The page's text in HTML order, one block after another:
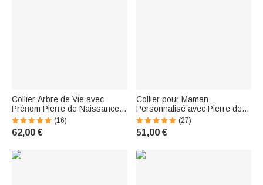
Collier Arbre de Vie avec
Prénom Pierre de Naissance
Personnalisés Cadeau
d'Anniversaire de Fête des
Mères pour Maman Famille
(16)
62,00 €
Collier pour Maman
Personnalisé avec Pierre de
Naissance et 1-6 Prénoms
des Enfants Cadeau Fête des
Mères
(27)
51,00 €